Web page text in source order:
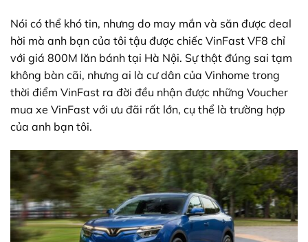
Nói có thể khó tin, nhưng do may mắn và săn được deal
hời mà anh bạn của tôi tậu được chiếc VinFast VF8 chỉ
với giá 800M lăn bánh tại Hà Nội. Sự thật đúng sai tạm
không bàn cãi, nhưng ai là cư dân của Vinhome trong
thời điểm VinFast ra đời đều nhận được những Voucher
mua xe VinFast với ưu đãi rất lớn, cụ thể là trường hợp
của anh bạn tôi.